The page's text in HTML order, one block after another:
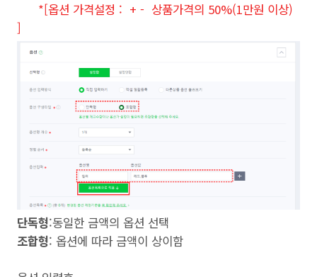
*[옵션 가격설정 : + - 상품가격의 50%(1만원 이상)
]
단독형:동일한 금액의 옵션 선택
조합형: 옵션에 따라 금액이 상이함